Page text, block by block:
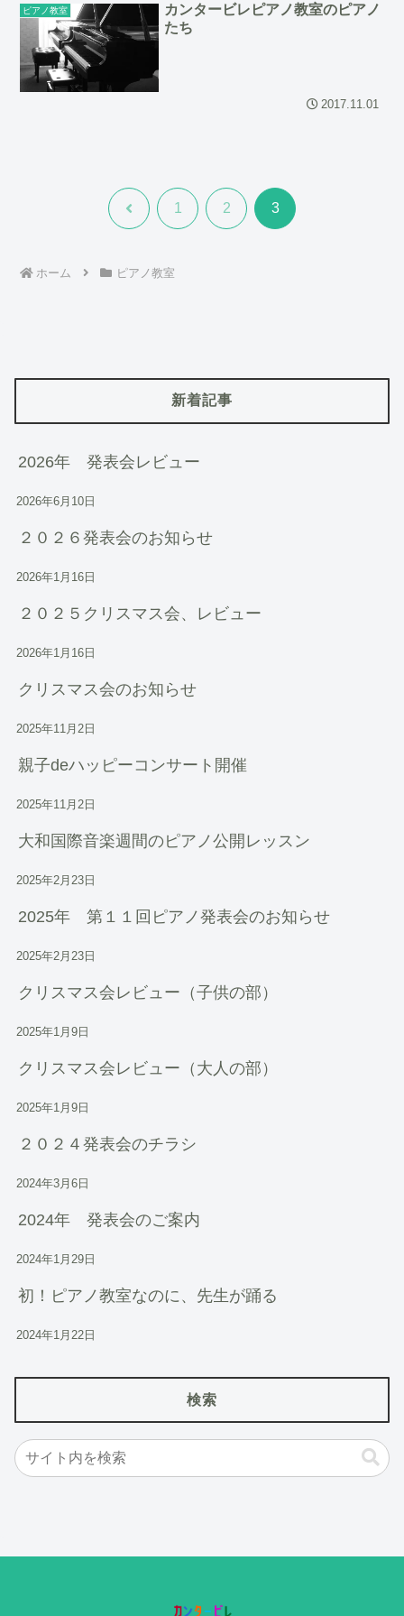
ピアノ教室
カンタービレピアノ教室のピアノ
たち
2017.11.01
前 1 2 3
ホーム ピアノ教室
新着記事
2026年 発表会レビュー
2026年6月10日
２０２６発表会のお知らせ
2026年1月16日
２０２５クリスマス会、レビュー
2026年1月16日
クリスマス会のお知らせ
2025年11月2日
親子deハッピーコンサート開催
2025年11月2日
大和国際音楽週間のピアノ公開レッスン
2025年2月23日
2025年 第１１回ピアノ発表会のお知らせ
2025年2月23日
クリスマス会レビュー（子供の部）
2025年1月9日
クリスマス会レビュー（大人の部）
2025年1月9日
２０２４発表会のチラシ
2024年3月6日
2024年 発表会のご案内
2024年1月29日
初！ピアノ教室なのに、先生が踊る
2024年1月22日
検索